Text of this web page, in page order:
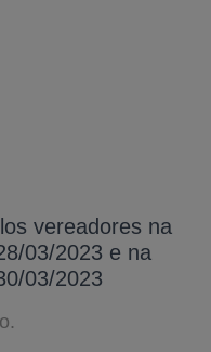
vereadores na
03/2023 e na
03/2023